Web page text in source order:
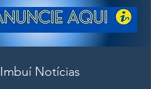
Imbuí Notícias